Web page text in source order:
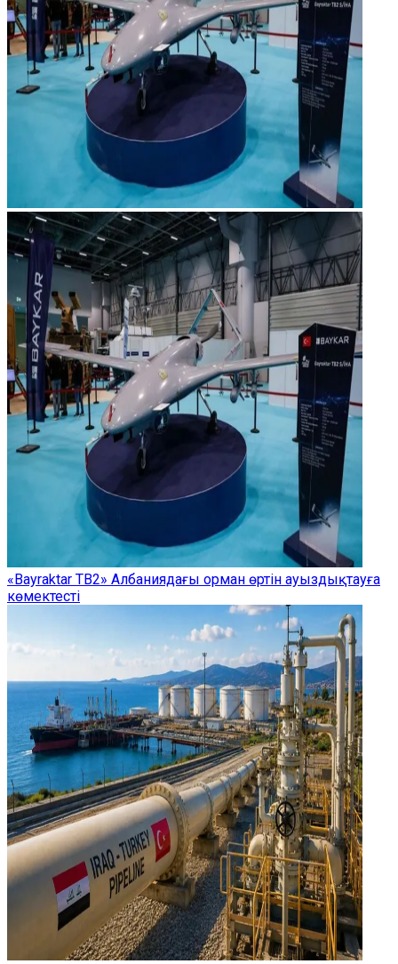
«Bayraktar TB2» Албаниядағы орман өртін ауыздықтауға
көмектесті